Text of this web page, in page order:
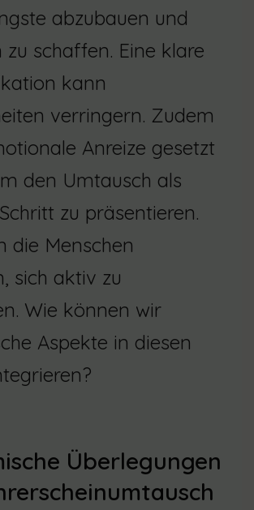
abzubauen und
zu schaffen. Eine klare
kann
verringern. Zudem
Anreize gesetzt
den Umtausch als
zu präsentieren.
die Menschen
sich aktiv zu
Wie können wir
Aspekte in diesen
Überlegungen